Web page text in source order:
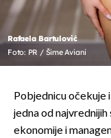
Rafaela Bartulović
Foto: PR / Šime Aviani
Pobjednicu očekuje
jedna od
ekonomije i